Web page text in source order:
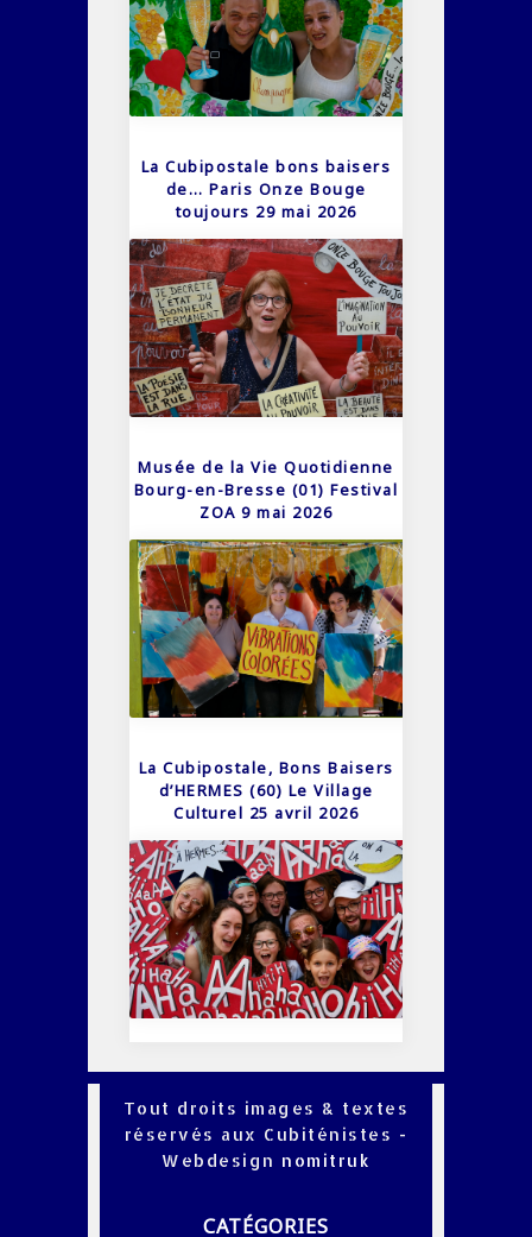
La Cubipostale bons baisers
de… Paris Onze Bouge
toujours 29 mai 2026
Musée de la Vie Quotidienne
Bourg-en-Bresse (01) Festival
ZOA 9 mai 2026
La Cubipostale, Bons Baisers
d’HERMES (60) Le Village
Culturel 25 avril 2026
Tout droits images & textes
réservés aux Cubiténistes -
Webdesign nomitruk
CATÉGORIES